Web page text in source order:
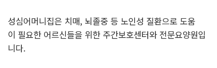
성심어머니집은 치매, 뇌졸중 등 노인성 질환으로 도움
이 필요한 어르신들을 위한 주간보호센터와 전문요양원입
니다.